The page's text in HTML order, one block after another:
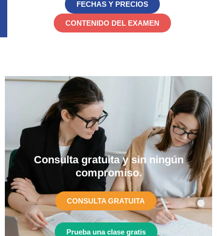
FECHAS Y PRECIOS
CONTENIDO DEL EXAMEN
Consulta gratuita y sin ningún
compromiso.​
CONSULTA GRATUITA
Prueba una clase gratis